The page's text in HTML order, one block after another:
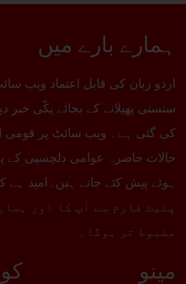
ہمارے بارے میں
اردو زبان کی قابل اعتماد ویب
سنسنی پھیلانے کے بجائے پکّی خبر
کی گئی ہے۔ ویب سائٹ پر قومی
حالات حاضرہ عوامی دلچسپی کے
پلیٹ فارم سے آپ کا اور
مضبوط تر ہوگا۔
مینو